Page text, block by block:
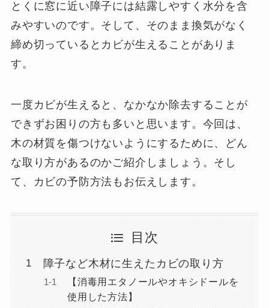
とくに窓に近い障子には結露しやすく水分を含
みやすいのです。そして、そのまま換気がなく
締め切っているとカビが生えることがありま
す。
一度カビが生えると、なかなか除去することが
できずお困りの方も多いと思います。今回は、
木の材質を傷つけないようにするために、どん
な取り方があるのかご紹介しましょう。そし
て、カビの予防方法もお伝えします。
目次
障子など木材に生えたカビの取り方
【消毒用エタノールやオキシドールを
使用した方法】